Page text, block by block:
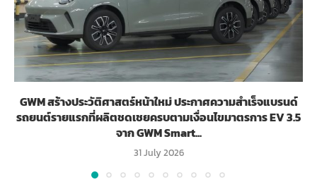
GWM สร้างประวัติศาสตร์หน้าใหม่ ประกาศความสำเร็จแบรนด์
รถยนต์รายแรกที่ผลิตชดเชยครบตามเงื่อนไขมาตรการ EV 3.5
จาก GWM Smart...
31 July 2026